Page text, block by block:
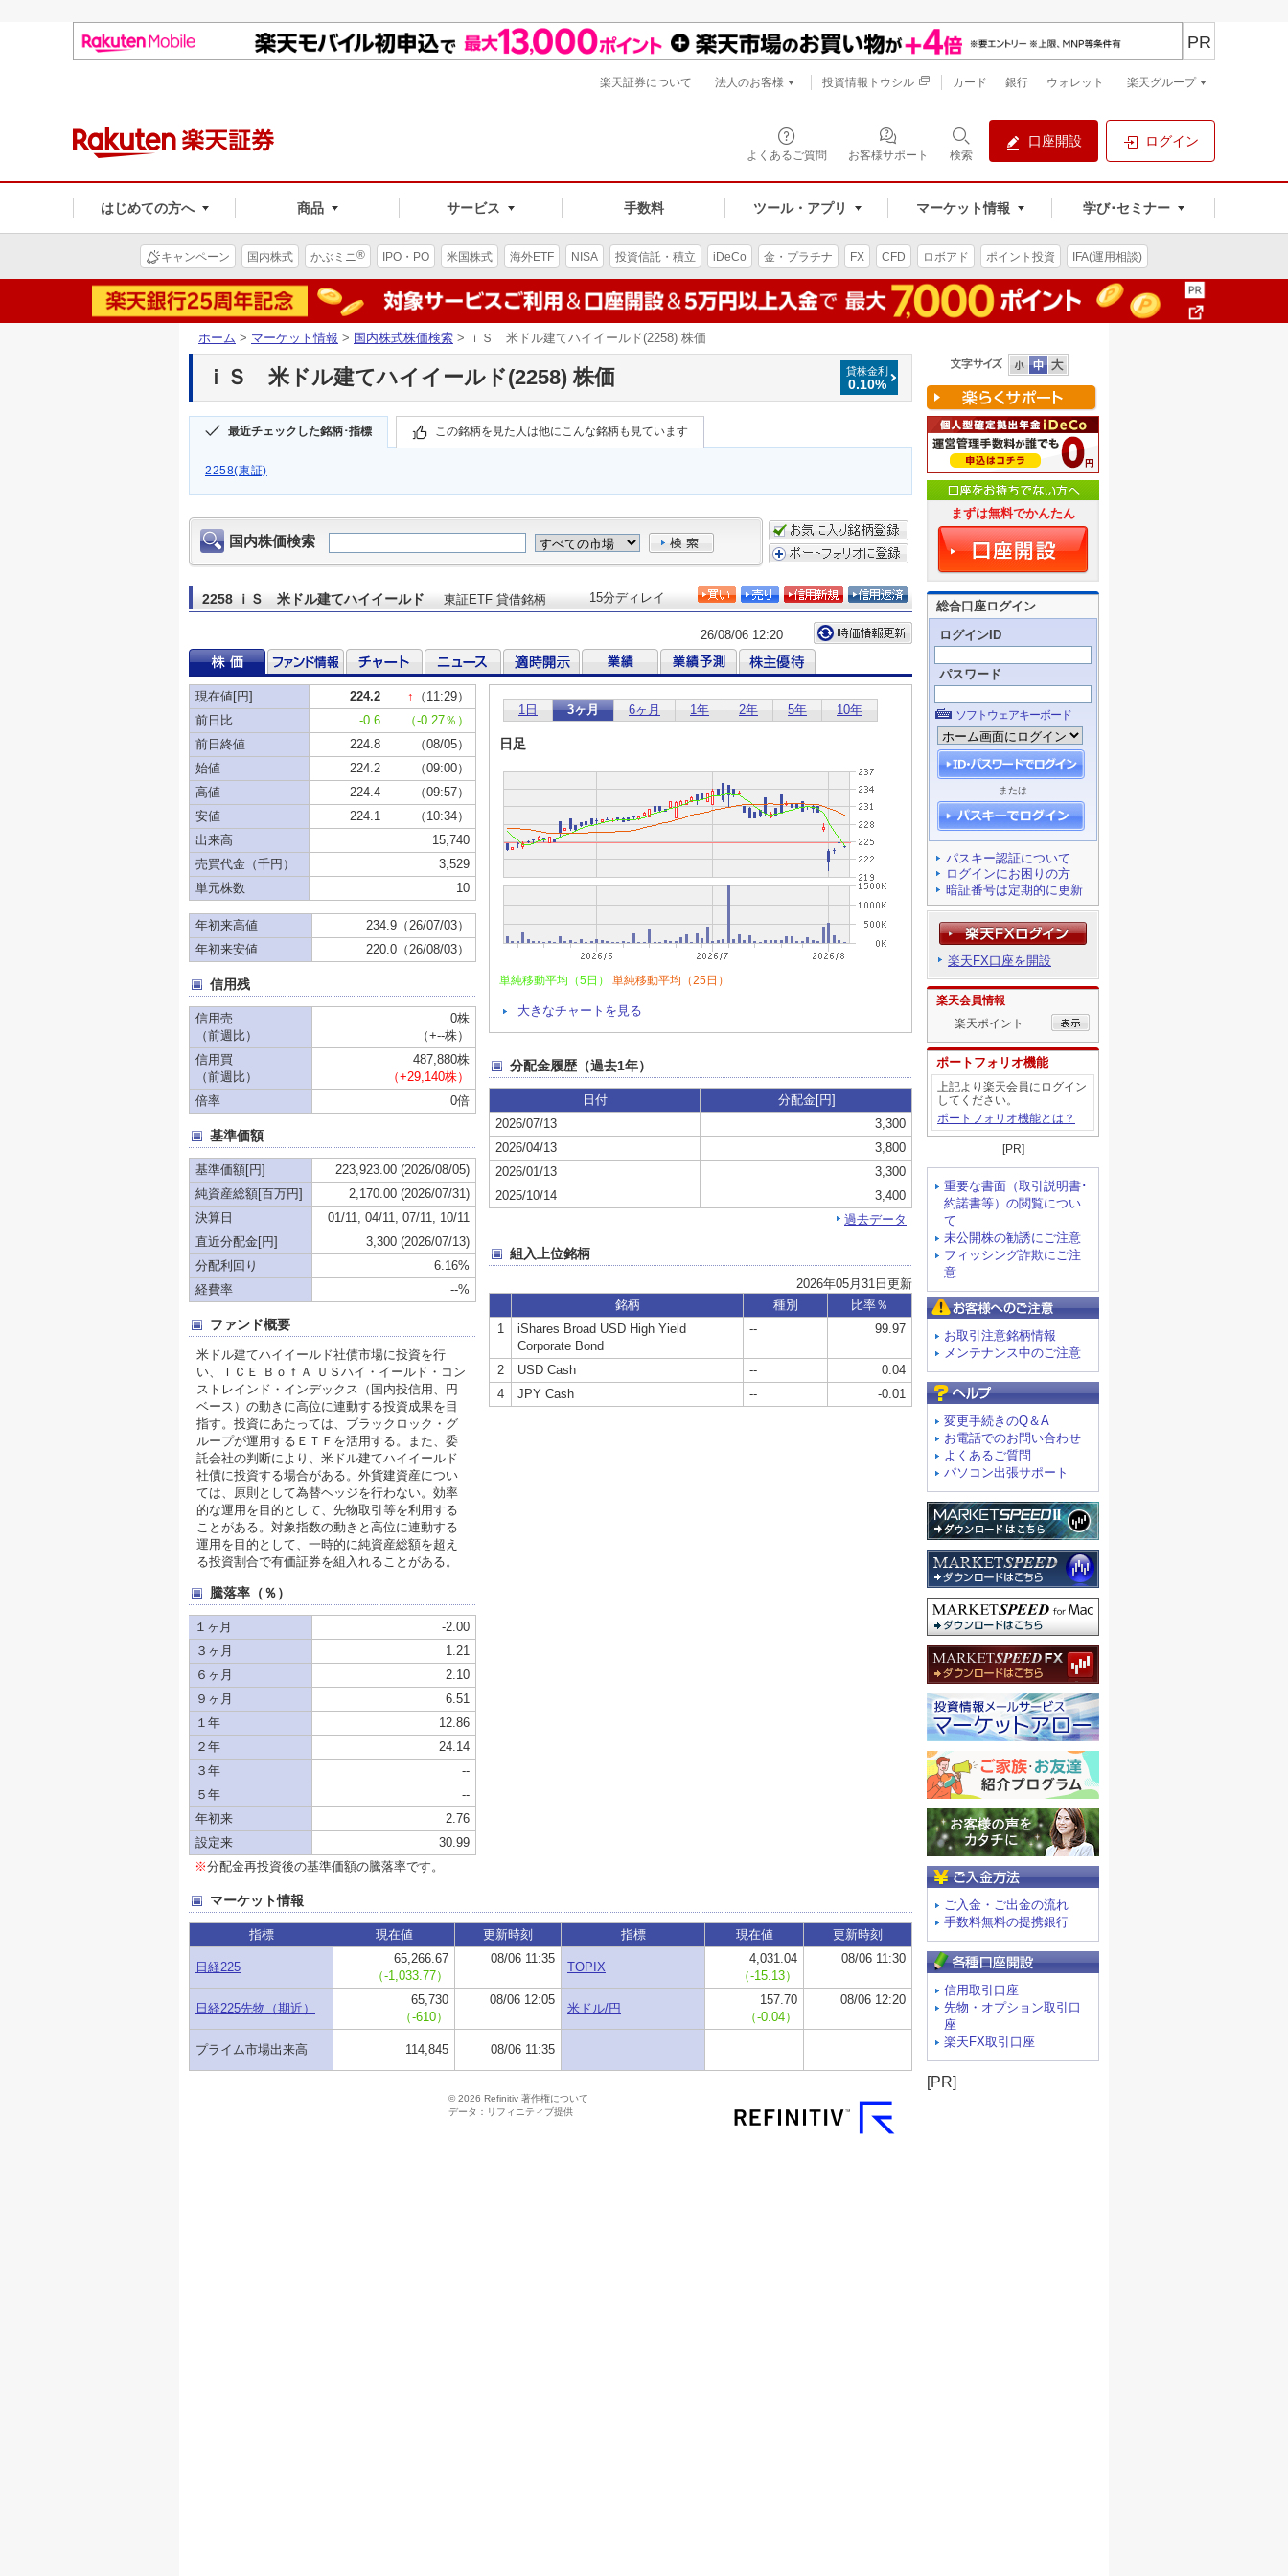
よくあるご質問 お客様サポート 検索
口座開設 ログイン
はじめての方へ 商品 サービス 手数料 ツール・アプリ マーケット情報 学び･セミナー
PR
楽天証券について 法人のお客様 投資情報トウシル カード 銀行 ウォレット 楽天グループ
キャンペーン 国内株式 かぶミニ® IPO・PO 米国株式 海外ETF NISA 投資信託・積立 iDeCo 金・プラチナ FX CFD ロボアド ポイント投資 IFA(運用相談)
ホーム > マーケット情報 > 国内株式株価検索 > ｉＳ 米ドル建てハイイールド(2258) 株価
貸株金利
0.10%
ｉＳ 米ドル建てハイイールド(2258) 株価
最近チェックした銘柄･指標 この銘柄を見た人は他にこんな銘柄も見ています
2258(東証)
まずは無料でかんたん
総合口座ログイン
ログインID
パスワード
ソフトウェアキーボード
または
パスキー認証について
ログインにお困りの方
暗証番号は定期的に更新
楽天FX口座を開設
楽天会員情報
楽天ポイント
ポートフォリオ機能
上記より楽天会員にログイン
してください。
ポートフォリオ機能とは？
[PR]
重要な書面（取引説明書･
約諾書等）の閲覧につい
て
未公開株の勧誘にご注意
フィッシング詐欺にご注
意
お取引注意銘柄情報
メンテナンス中のご注意
変更手続きのQ＆A
お電話でのお問い合わせ
よくあるご質問
パソコン出張サポート
ご入金・ご出金の流れ
手数料無料の提携銀行
信用取引口座
先物・オプション取引口
座
楽天FX取引口座
[PR]